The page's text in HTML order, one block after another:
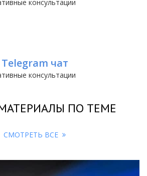
ПО ТЕМЕ
СМОТРЕТЬ ВСЕ
консультации
Telegram чат
консультации